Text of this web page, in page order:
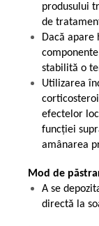
produsului
de
Dacă
stabilită o
Utilizarea
efectelor
funcției
amânarea
Mod de
A se
directă la